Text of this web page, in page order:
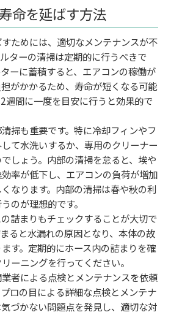
命を延ばす方法
ためには、適切なメンテナンスが不
ターの清掃は定期的に行うべきで
ーに蓄積すると、エアコンの稼働が
がかかるため、寿命が短くなる可能
週間に一度を目安に行うと効果的で
掃も重要です。特に冷却フィンやフ
て水洗いするか、専用のクリーナー
しょう。内部の清掃を怠ると、埃や
率が低下し、エアコンの負荷が増加
なります。内部の清掃は春や秋の利
のが理想的です。
詰まりもチェックすることが大切で
ると水漏れの原因となり、本体の故
す。定期的にホース内の詰まりを確
ーニングを行ってください。
者による点検とメンテナンスを依頼
ロの目による詳細な点検とメンテナ
づかない問題点を発見し、適切な対